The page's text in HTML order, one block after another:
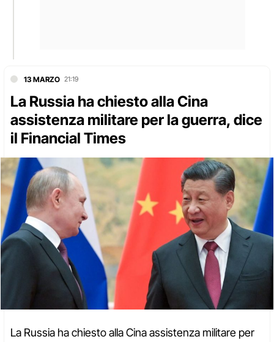
13 MARZO 21:19
La Russia ha chiesto alla Cina
assistenza militare per la guerra, dice
il Financial Times
La Russia ha chiesto alla Cina assistenza militare per